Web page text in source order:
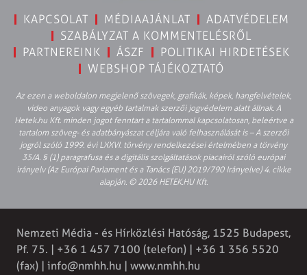
KAPCSOLAT MÉDIAAJÁNLAT
ADATVÉDELEM
SZABÁLYZAT A KOMMENTELÉSRŐL
PARTNEREINK
ÁSZF
POLITIKAI HIRDETÉSEK
WEBSHOP TÁJÉKOZTATÓ
Az ezen a weboldalon megjelenő szövegek, grafikák, képek, hangfelvételek,
video anyagok vagy egyéb tartalmak szerzői jogvédelem alatt állnak. A
Hetek.hu Kft. minden jogot fenntart a tartalommal kapcsolatosan, beleértve a
tartalom szöveg- és adatbányászat céljára való felhasználását is – A szerzői
jogról szóló 1999. évi LXXVI. törvény rendelkezései értelmében a törvény
35/A. § (1) paragrafusa és a digitális szolgáltatások piacairól szóló európai
irányelv (Az Európai Parlament és a Tanács (EU) 2019/790 Irányelve) 4. cikke
alapján. © 2026 HETEK.HU Kft.
Nemzeti Média - és Hírközlési Hatóság, 1525 Budapest,
Pf. 75. | +36 1 457 7100 (telefon) | +36 1 356 5520
(fax) | info@nmhh.hu | www.nmhh.hu